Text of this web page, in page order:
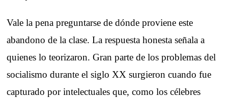
Vale la pena preguntarse de dónde proviene este
abandono de la clase. La respuesta honesta señala a
quienes lo teorizaron. Gran parte de los problemas del
socialismo durante el siglo XX surgieron cuando fue
capturado por intelectuales que, como los célebres